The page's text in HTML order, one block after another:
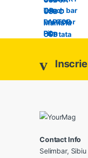
Contact Info
Selimbar,